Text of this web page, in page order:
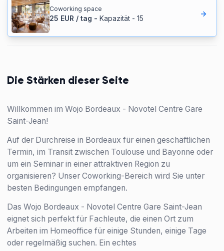
Coworking space
25 EUR / tag - Kapazität- 15
Die Stärken dieser Seite
Willkommen im Wojo Bordeaux - Novotel Centre Gare
Saint-Jean!
Auf der Durchreise in Bordeaux für einen geschäftlichen
Termin, im Transit zwischen Toulouse und Bayonne oder
um ein Seminar in einer attraktiven Region zu
organisieren? Unser Coworking-Bereich wird Sie unter
besten Bedingungen empfangen.
Das Wojo Bordeaux - Novotel Centre Gare Saint-Jean
eignet sich perfekt für Fachleute, die einen Ort zum
Arbeiten im Homeoffice für einige Stunden, einige Tage
oder regelmäßig suchen. Ein echtes